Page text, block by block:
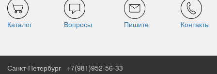
Каталог Вопросы Пишите Контакты
Санкт-Петербург +7(981)952-56-33